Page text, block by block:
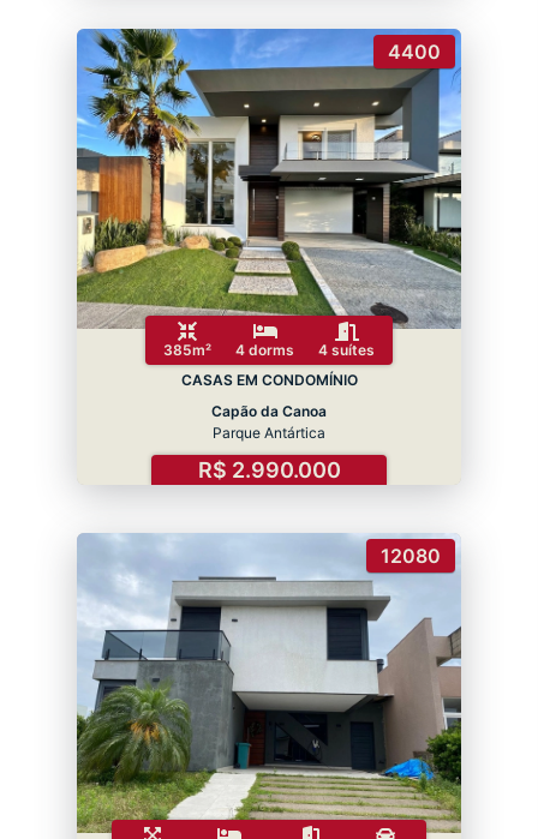
4400
385m² 4 dorms
4 suítes
CASAS EM CONDOMÍNIO
Capão da Canoa
Parque Antártica
R$ 2.990.000
12080